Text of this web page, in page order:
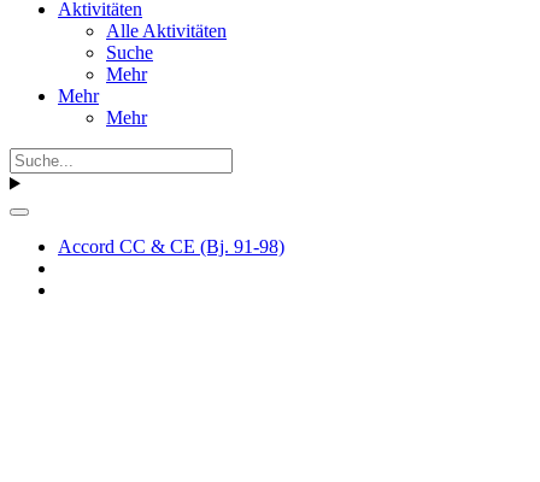
Aktivitäten
Alle Aktivitäten
Suche
Mehr
Mehr
Mehr
Accord CC & CE (Bj. 91-98)